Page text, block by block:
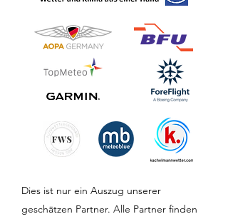
Dies ist nur ein Auszug unserer
geschätzen Partner. Alle Partner finden